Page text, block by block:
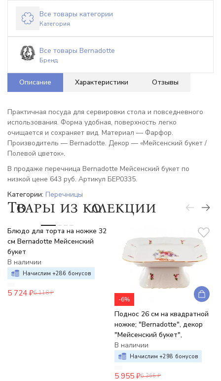
Все товары категории
Категория
Все товары Bernadotte
Бренд
Описание Характеристики Отзывы
Практичная посуда для сервировки стола и повседневного
использования. Форма удобная, поверхность легко
очищается и сохраняет вид. Материал — Фарфор.
Производитель — Bernadotte. Декор — «Мейсенский букет /
Полевой цветок».
В продаже перечница Bernadotte Мейсенский букет по
низкой цене 643 руб. Артикул БЕР0335.
Категории: Перечницы
Товары из коллекции
Блюдо для торта на ножке 32
см Bernadotte Мейсенский
букет
В наличии
Начислим +286 бонусов
5 724 ₽6 118 ₽
-6%
Поднос 26 см на квадратной
ножке; "Bernadotte", декор
"Мейсенский букет",
В наличии
Начислим +298 бонусов
5 955 ₽6 366 ₽